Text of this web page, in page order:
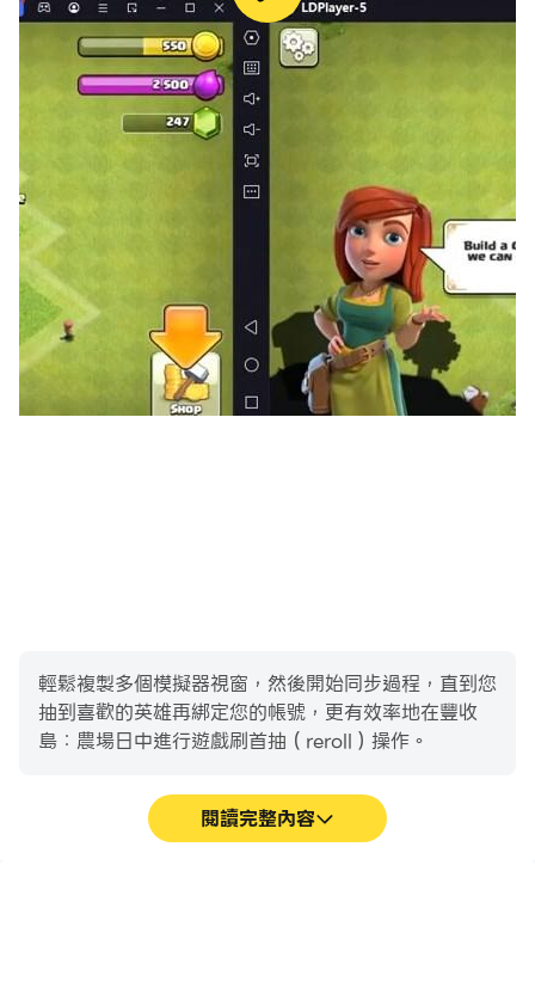
🎯 適合你嗎？
休閒愛好者：喜歡輕鬆放置、模擬經營的玩家，無需長時間
投入，隨時開啟田園生活！
創意達人：熱衷DIY、角色裝扮與家居設計，以無限創意打
造獨一無二的農場與家！
農場模擬粉絲：嚮往田園生活，從種植到經營全流程體驗，
感受「從土地到餐桌」的成就感！
🌍 加入《豐收島》，開啟你的田園美食人生！
現在下載，即可領取新手福利
讓美食與創意，點亮你的每一天！ 🌾🍴👗
輕鬆複製多個模擬器視窗，然後開始同步過程，直到您
抽到喜歡的英雄再綁定您的帳號，更有效率地在豐收
島：農場日中進行遊戲刷首抽（reroll）操作。
閱讀完整內容